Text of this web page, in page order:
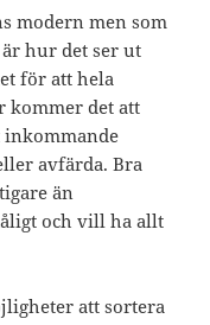
modern men som
hur det ser ut
för att hela
kommer det att
inkommande
avfärda. Bra
än
och vill ha allt
att sortera